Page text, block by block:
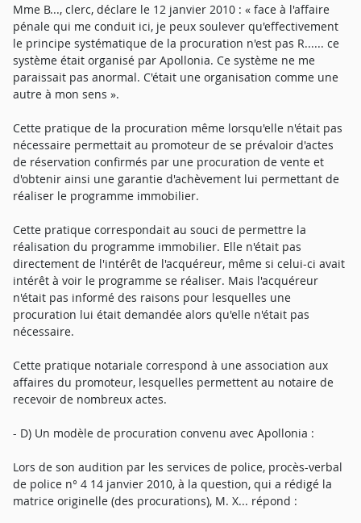
Mme B..., clerc, déclare le 12 janvier 2010 : « face à l'affaire
pénale qui me conduit ici, je peux soulever qu'effectivement
le principe systématique de la procuration n'est pas R...... ce
système était organisé par Apollonia. Ce système ne me
paraissait pas anormal. C'était une organisation comme une
autre à mon sens ».
Cette pratique de la procuration même lorsqu'elle n'était pas
nécessaire permettait au promoteur de se prévaloir d'actes
de réservation confirmés par une procuration de vente et
d'obtenir ainsi une garantie d'achèvement lui permettant de
réaliser le programme immobilier.
Cette pratique correspondait au souci de permettre la
réalisation du programme immobilier. Elle n'était pas
directement de l'intérêt de l'acquéreur, même si celui-ci avait
intérêt à voir le programme se réaliser. Mais l'acquéreur
n'était pas informé des raisons pour lesquelles une
procuration lui était demandée alors qu'elle n'était pas
nécessaire.
Cette pratique notariale correspond à une association aux
affaires du promoteur, lesquelles permettent au notaire de
recevoir de nombreux actes.
- D) Un modèle de procuration convenu avec Apollonia :
Lors de son audition par les services de police, procès-verbal
de police n° 4 14 janvier 2010, à la question, qui a rédigé la
matrice originelle (des procurations), M. X... répond :